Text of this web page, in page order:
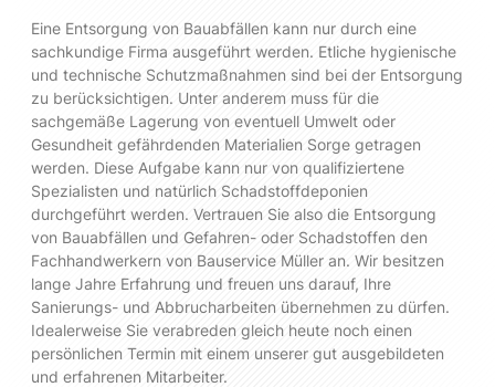
Eine Entsorgung von Bauabfällen kann nur durch eine
sachkundige Firma ausgeführt werden. Etliche hygienische
und technische Schutzmaßnahmen sind bei der Entsorgung
zu berücksichtigen. Unter anderem muss für die
sachgemäße Lagerung von eventuell Umwelt oder
Gesundheit gefährdenden Materialien Sorge getragen
werden. Diese Aufgabe kann nur von qualifiziertene
Spezialisten und natürlich Schadstoffdeponien
durchgeführt werden. Vertrauen Sie also die Entsorgung
von Bauabfällen und Gefahren- oder Schadstoffen den
Fachhandwerkern von Bauservice Müller an. Wir besitzen
lange Jahre Erfahrung und freuen uns darauf, Ihre
Sanierungs- und Abbrucharbeiten übernehmen zu dürfen.
Idealerweise Sie verabreden gleich heute noch einen
persönlichen Termin mit einem unserer gut ausgebildeten
und erfahrenen Mitarbeiter.